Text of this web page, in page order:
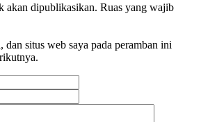
akan dipublikasikan. Ruas yang wajib
dan situs web saya pada peramban ini